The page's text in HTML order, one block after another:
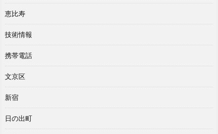
恵比寿
技術情報
携帯電話
文京区
新宿
日の出町